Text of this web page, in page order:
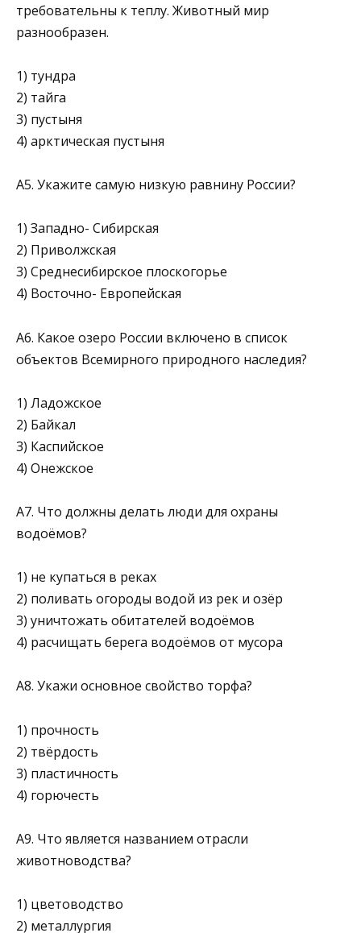
требовательны к теплу. Животный мир
разнообразен.
1) тундра
2) тайга
3) пустыня
4) арктическая пустыня
А5. Укажите самую низкую равнину России?
1) Западно- Сибирская
2) Приволжская
3) Среднесибирское плоскогорье
4) Восточно- Европейская
А6. Какое озеро России включено в список
объектов Всемирного природного наследия?
1) Ладожское
2) Байкал
3) Каспийское
4) Онежское
А7. Что должны делать люди для охраны
водоёмов?
1) не купаться в реках
2) поливать огороды водой из рек и озёр
3) уничтожать обитателей водоёмов
4) расчищать берега водоёмов от мусора
А8. Укажи основное свойство торфа?
1) прочность
2) твёрдость
3) пластичность
4) горючесть
А9. Что является названием отрасли
животноводства?
1) цветоводство
2) металлургия